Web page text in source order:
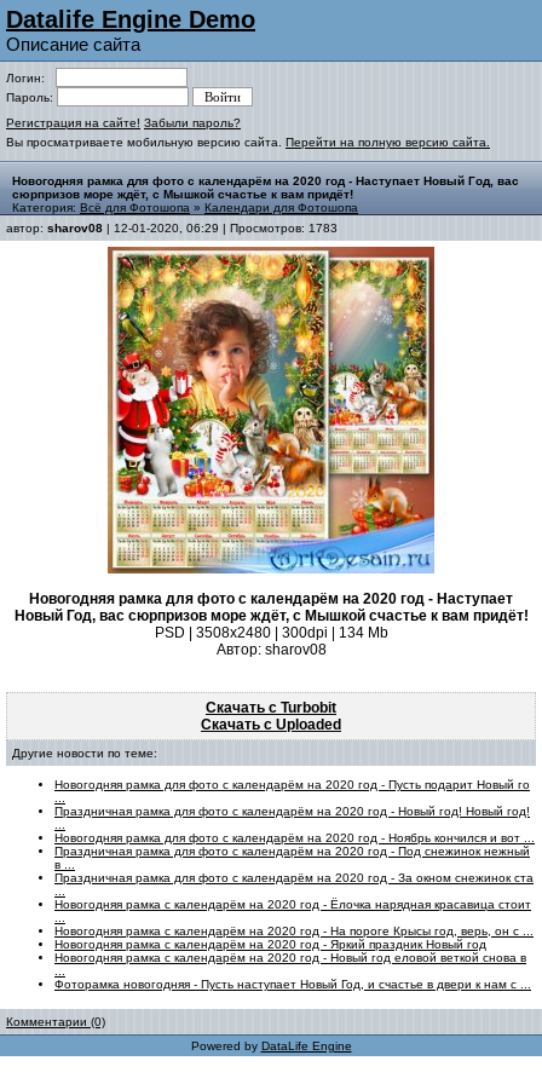
Datalife Engine Demo
Описание сайта
Логин:
Пароль:
Регистрация на сайте! Забыли пароль?
Вы просматриваете мобильную версию сайта. Перейти на полную версию сайта.
Новогодняя рамка для фото с календарём на 2020 год - Наступает Новый Год, вас
сюрпризов море ждёт, с Мышкой счастье к вам придёт!
Категория: Всё для Фотошопа » Календари для Фотошопа
автор: sharov08 | 12-01-2020, 06:29 | Просмотров: 1783
Новогодняя рамка для фото с календарём на 2020 год - Наступает
Новый Год, вас сюрпризов море ждёт, с Мышкой счастье к вам придёт!
PSD | 3508x2480 | 300dpi | 134 Mb
Автор: sharov08
Скачать с Turbobit
Скачать с Uploaded
Другие новости по теме:
Новогодняя рамка для фото с календарём на 2020 год - Пусть подарит Новый го
Праздничная рамка для фото с календарём на 2020 год - Новый год! Новый год!
Новогодняя рамка для фото с календарём на 2020 год - Ноябрь кончился и вот ...
Праздничная рамка для фото с календарём на 2020 год - Под снежинок нежный
в ...
Праздничная рамка для фото с календарём на 2020 год - За окном снежинок ста
Новогодняя рамка с календарём на 2020 год - Ёлочка нарядная красавица стоит
Новогодняя рамка с календарём на 2020 год - На пороге Крысы год, верь, он с ...
Новогодняя рамка с календарём на 2020 год - Яркий праздник Новый год
Новогодняя рамка с календарём на 2020 год - Новый год еловой веткой снова в
Фоторамка новогодняя - Пусть наступает Новый Год, и счастье в двери к нам с ...
Комментарии (0)
Powered by DataLife Engine